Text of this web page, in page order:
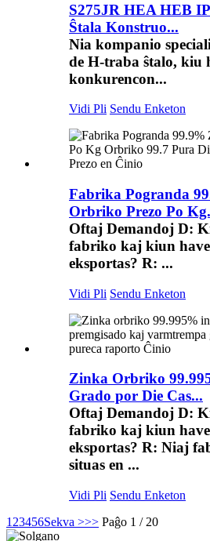
S275JR HEA HEB
Ŝtala Konstruo...
Nia kompanio
de H-traba ŝtalo, kiu
konkurencon...
Vidi Pli Sendu Enketon
Fabrika Pogranda
Orbriko Prezo Po
Oftaj Demandoj D:
fabriko kaj kiun
eksportas? R: ...
Vidi Pli Sendu Enketon
Zinka Orbriko
Grado por Die Cas...
Oftaj Demandoj D:
fabriko kaj kiun
eksportas? R: Niaj
situas en ...
Vidi Pli Sendu Enketon
1 23456Sekva >>> Paĝo 1 / 20